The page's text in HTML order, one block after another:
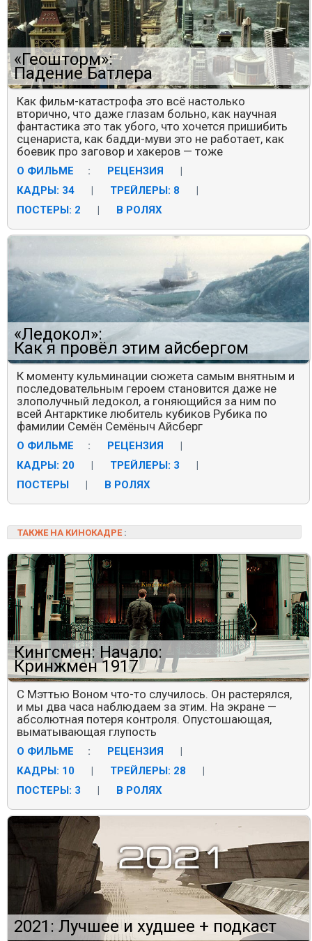
«Геошторм»:
Падение Батлера
Как фильм-катастрофа это всё настолько
вторично, что даже глазам больно, как научная
фантастика это так убого, что хочется пришибить
сценариста, как бадди-муви это не работает, как
боевик про заговор и хакеров — тоже
О ФИЛЬМЕ : РЕЦЕНЗИЯ
|
КАДРЫ: 34
| ТРЕЙЛЕРЫ: 8
|
ПОСТЕРЫ: 2
| В РОЛЯХ
«Ледокол»:
Как я провёл этим айсбергом
К моменту кульминации сюжета самым внятным и
последовательным героем становится даже не
злополучный ледокол, а гоняющийся за ним по
всей Антарктике любитель кубиков Рубика по
фамилии Семён Семёныч Айсберг
О ФИЛЬМЕ : РЕЦЕНЗИЯ
|
КАДРЫ: 20
| ТРЕЙЛЕРЫ: 3
|
ПОСТЕРЫ
| В РОЛЯХ
ТАКЖЕ НА КИНОКАДРЕ :
Кингсмен: Начало:
Кринжмен 1917
С Мэттью Воном что-то случилось. Он растерялся,
и мы два часа наблюдаем за этим. На экране —
абсолютная потеря контроля. Опустошающая,
выматывающая глупость
О ФИЛЬМЕ : РЕЦЕНЗИЯ
|
КАДРЫ: 10
| ТРЕЙЛЕРЫ: 28
|
ПОСТЕРЫ: 3
| В РОЛЯХ
2021: Лучшее и худшее + подкаст